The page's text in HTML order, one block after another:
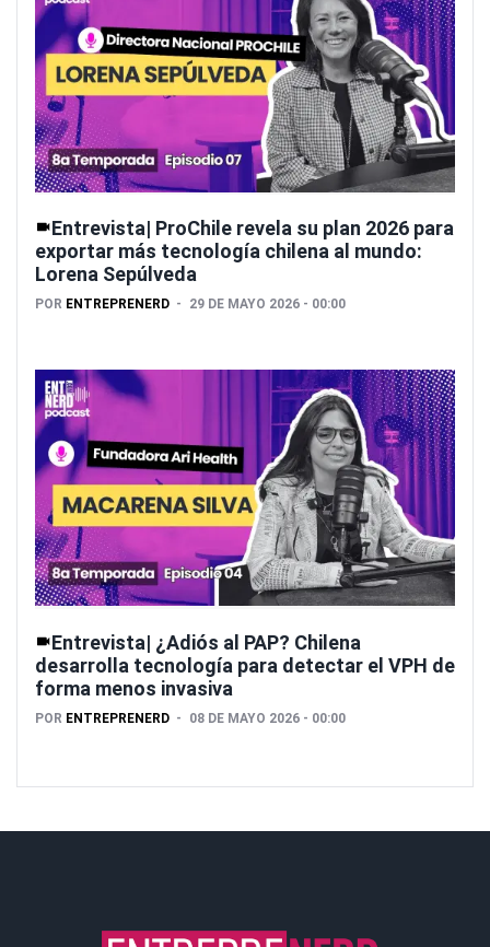
Entrevista| ProChile revela su plan 2026 para
exportar más tecnología chilena al mundo:
Lorena Sepúlveda
POR ENTREPRENERD 29 DE MAYO 2026 - 00:00
Entrevista| ¿Adiós al PAP? Chilena
desarrolla tecnología para detectar el VPH de
forma menos invasiva
POR ENTREPRENERD 08 DE MAYO 2026 - 00:00